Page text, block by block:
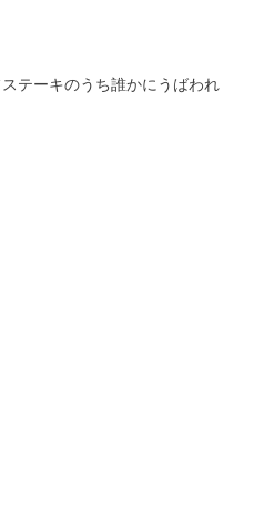
テーキのうち誰かにうばわれ